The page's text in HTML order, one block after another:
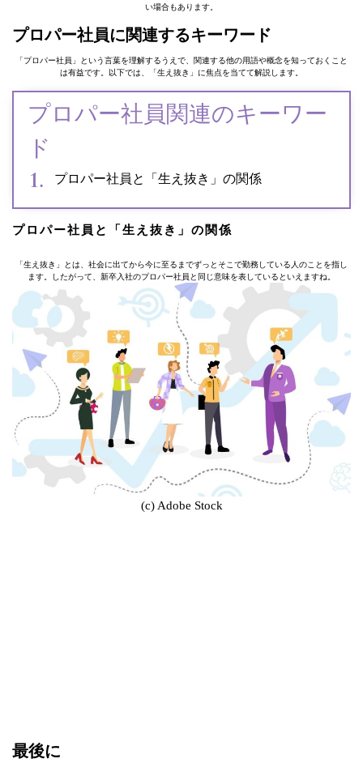
い場合もあります。
プロパー社員に関連するキーワード
「プロパー社員」という言葉を理解するうえで、関連する他の用語や概念を知っておくこと
は有益です。以下では、「生え抜き」に焦点を当てて解説します。
プロパー社員関連のキーワー
ド
プロパー社員と「生え抜き」の関係
プロパー社員と「生え抜き」の関係
「生え抜き」とは、社会に出てから今に至るまでずっとそこで勤務している人のことを指し
ます。したがって、新卒入社のプロパー社員と同じ意味を表しているといえますね。
(c) Adobe Stock
最後に